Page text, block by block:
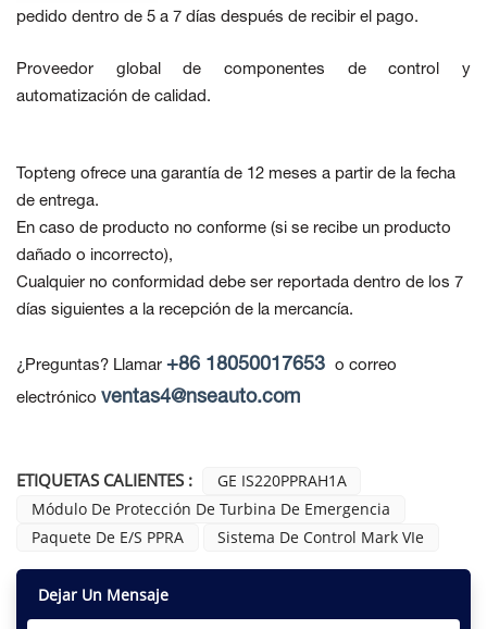
pedido dentro de 5 a 7 días después de recibir el pago.
Proveedor global de componentes de control y
automatización de calidad.
Topteng ofrece una garantía de 12 meses a partir de la fecha
de entrega.
En caso de producto no conforme (si se recibe un producto
dañado o incorrecto),
Cualquier no conformidad debe ser reportada dentro de los 7
días siguientes a la recepción de la mercancía.
¿Preguntas? Llamar +86 18050017653 o correo
electrónico ventas4@nseauto.com
ETIQUETAS CALIENTES :
GE IS220PPRAH1A
Módulo De Protección De Turbina De Emergencia
Paquete De E/S PPRA
Sistema De Control Mark VIe
Dejar Un Mensaje